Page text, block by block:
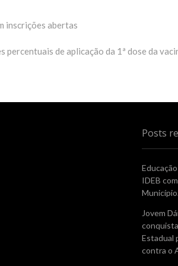
inscrições abertas
percentuais de aplicação da 1ª dose da
Posts
IDEB
Jovem
Estadual
contra o